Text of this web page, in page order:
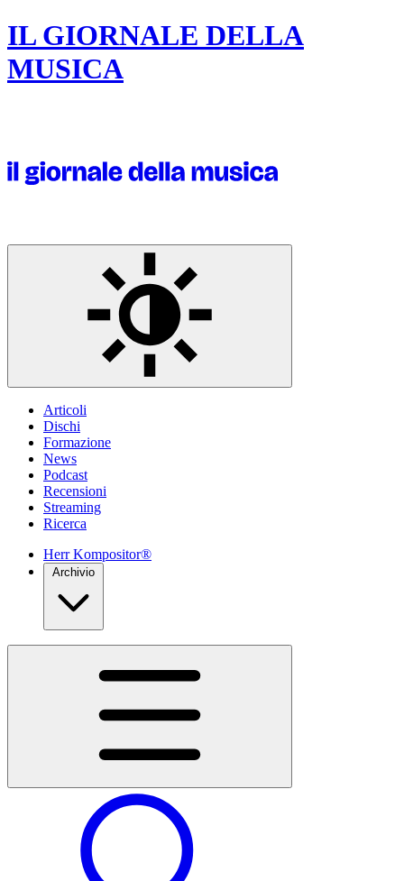
IL GIORNALE DELLA
MUSICA
Articoli
Dischi
Formazione
News
Podcast
Recensioni
Streaming
Ricerca
Herr Kompositor®
Archivio